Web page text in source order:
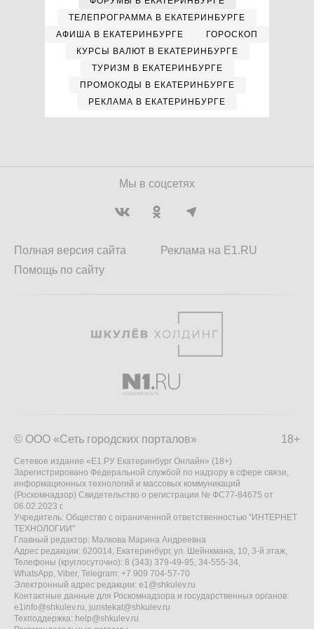
ТЕЛЕПРОГРАММА В ЕКАТЕРИНБУРГЕ
АФИША В ЕКАТЕРИНБУРГЕ
ГОРОСКОП
КУРСЫ ВАЛЮТ В ЕКАТЕРИНБУРГЕ
ТУРИЗМ В ЕКАТЕРИНБУРГЕ
ПРОМОКОДЫ В ЕКАТЕРИНБУРГЕ
РЕКЛАМА В ЕКАТЕРИНБУРГЕ
Мы в соцсетях
Полная версия сайта
Помощь по сайту
Реклама на E1.RU
18+
© ООО «Сеть городских порталов»
Сетевое издание «Е1.РУ Екатеринбург Онлайн» (18+)
Зарегистрировано Федеральной службой по надзору в сфере связи,
информационных технологий и массовых коммуникаций
(Роскомнадзор) Свидетельство о регистрации № ФС77-84675 от
06.02.2023 г.
Учредитель: Общество с ограниченной ответственностью "ИНТЕРНЕТ
ТЕХНОЛОГИИ"
Главный редактор: Малкова Марина Андреевна
Адрес редакции: 620014, Екатеринбург, ул. Шейнкмана, 10, 3-й этаж,
Телефоны (круглосуточно): 8 (343) 379-49-95, 34-555-34,
WhatsApp, Viber, Telegram: +7 909 704-57-70
Электронный адрес редакции: e1@shkulev.ru
Контактные данные для Роскомнадзора и государственных органов:
e1info@shkulev.ru, juristekat@shkulev.ru
Техподдержка: help@shkulev.ru